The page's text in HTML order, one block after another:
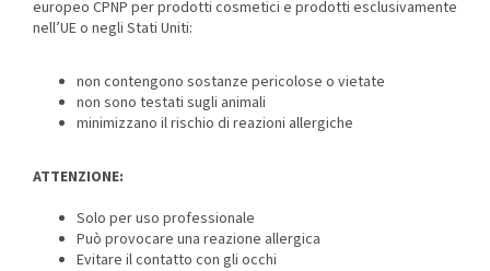
europeo CPNP per prodotti cosmetici e prodotti esclusivamente
nell’UE o negli Stati Uniti:
non contengono sostanze pericolose o vietate
non sono testati sugli animali
minimizzano il rischio di reazioni allergiche
ATTENZIONE:
Solo per uso professionale
Può provocare una reazione allergica
Evitare il contatto con gli occhi